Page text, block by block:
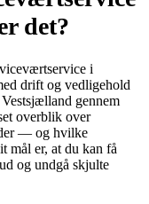
det?
i
drift og vedligehold
gennem
overblik over
— og hvilke
mål er, at du kan få
og undgå skjulte